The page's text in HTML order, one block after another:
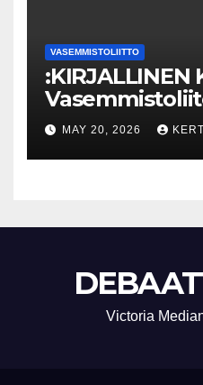
VASEMMISTOLIITTO
:KIRJALLINEN
Lohikoski:
hallituksen
kunnille?
MAY 20, 2026
Victoria